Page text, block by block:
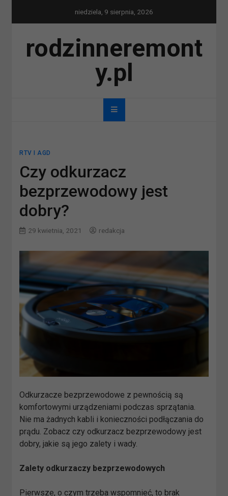
niedziela, 9 sierpnia, 2026
rodzinneremont
y.pl
RTV I AGD
Czy odkurzacz
bezprzewodowy jest
dobry?
29 kwietnia, 2021 redakcja
Odkurzacze bezprzewodowe z pewnością są
komfortowymi urządzeniami podczas sprzątania.
Nie ma żadnych kabli i konieczności podłączania do
prądu. Zobacz czy odkurzacz bezprzewodowy jest
dobry, jakie są jego zalety i wady.
Zalety odkurzaczy bezprzewodowych
Pierwsze, o czym trzeba wspomnieć, to brak